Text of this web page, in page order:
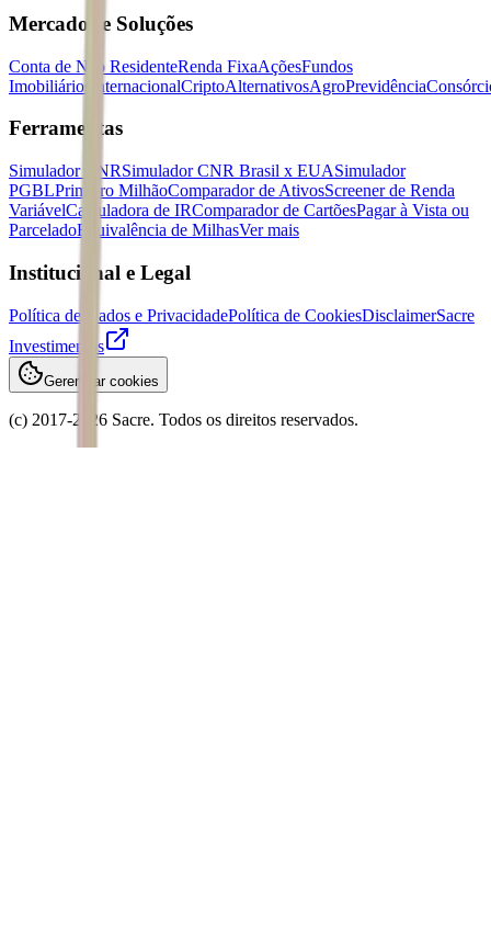
Mercados e Soluções
Conta de Não ResidenteRenda FixaAçõesFundos
Imobiliários
InternacionalCriptoAlternativosAgroPrevidência
Ferramentas
Simulador CNRSimulador CNR Brasil x EUASimulador
PGBLPrimeiro MilhãoComparador de AtivosScreener de Renda
VariávelCalculadora de IRComparador de CartõesPagar à Vista ou
ParceladoEquivalência de MilhasVer mais
Institucional e Legal
Política de Dados e PrivacidadePolítica de CookiesDisclaimerSacre
Investimentos
Gerenciar cookies
(c) 2017-2026 Sacre. Todos os direitos reservados.